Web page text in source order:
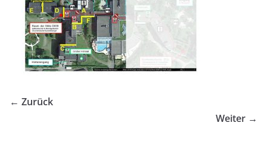
← Zurück
Weiter →